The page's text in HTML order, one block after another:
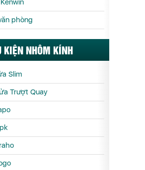
phòng
KIỆN NHÔM KÍNH
Slim
Trượt Quay